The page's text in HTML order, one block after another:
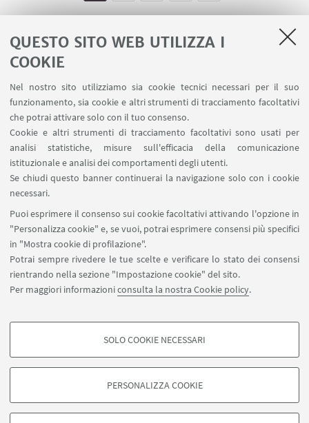
QUESTO SITO WEB UTILIZZA I
COOKIE
Nel nostro sito utilizziamo sia cookie tecnici necessari per il suo
funzionamento, sia cookie e altri strumenti di tracciamento facoltativi
che potrai attivare solo con il tuo consenso.
Cookie e altri strumenti di tracciamento facoltativi sono usati per
analisi statistiche, misure sull'efficacia della comunicazione
istituzionale e analisi dei comportamenti degli utenti.
Se chiudi questo banner continuerai la navigazione solo con i cookie
necessari.
Puoi esprimere il consenso sui cookie facoltativi attivando l'opzione in
"Personalizza cookie" e, se vuoi, potrai esprimere consensi più specifici
in "Mostra cookie di profilazione".
Potrai sempre rivedere le tue scelte e verificare lo stato dei consensi
rientrando nella sezione "Impostazione cookie" del sito.
Per maggiori informazioniconsulta la nostra Cookie policy.
COOKIE DI PROFILAZIONE - FACOLTATIVI
degli utenti, creare profili in base al loro comportamento sul sito, per analisi
di marketing.
SOLO COOKIE NECESSARI
PERSONALIZZA COOKIE
Area riservata - Spazi virtuali
Contatti
SEGUI IL DIPARTIMENTO SU:
SEGUI UNIBO SU:
APP:
©Copyright 2026 - ALMA MATER STUDIORUM - Università di
Bologna - Via Zamboni, 33 - 40126 Bologna - PI: 01131710376 - CF:
80007010376
Privacy
Note legali Informazioni sul sito e accessibilità